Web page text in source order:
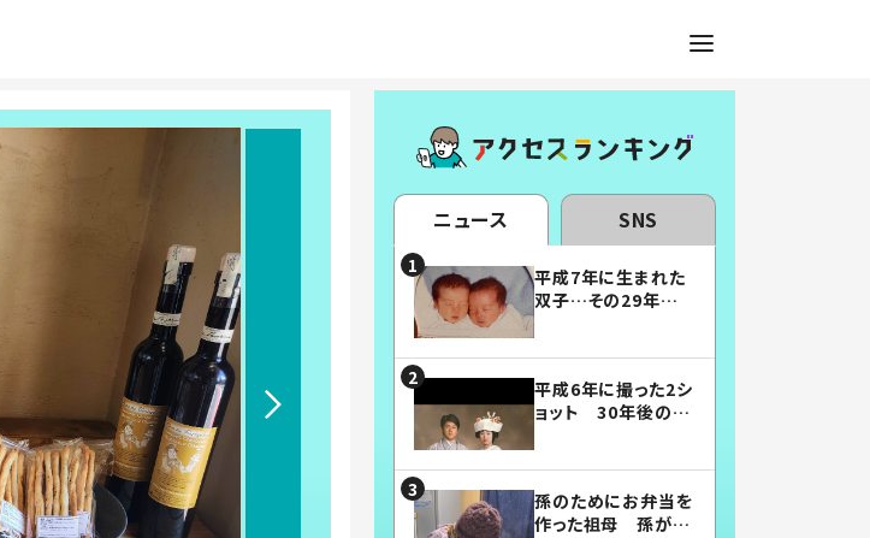
ニュース SNS
平成7年に生まれた
双子…その29年後
平成6年に撮った2シ
ョット 30年後の姿
孫のためにお弁当を
作った祖母 孫が絶